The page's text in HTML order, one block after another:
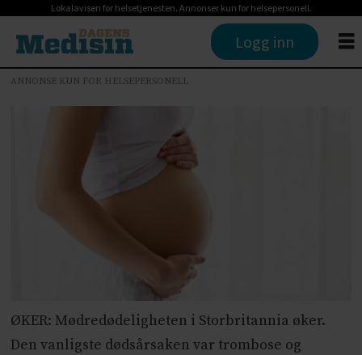
Lokalavisen for helsetjenesten. Annonser kun for helsepersonell.
Logg inn
ANNONSE KUN FOR HELSEPERSONELL
ØKER: Mødredødeligheten i Storbritannia øker.
Den vanligste dødsårsaken var trombose og